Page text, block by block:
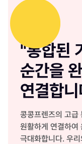
"통합된
순간을
연결합
콩콩프렌즈의 고급
원활하게 연결하여
극대화합니다. 우